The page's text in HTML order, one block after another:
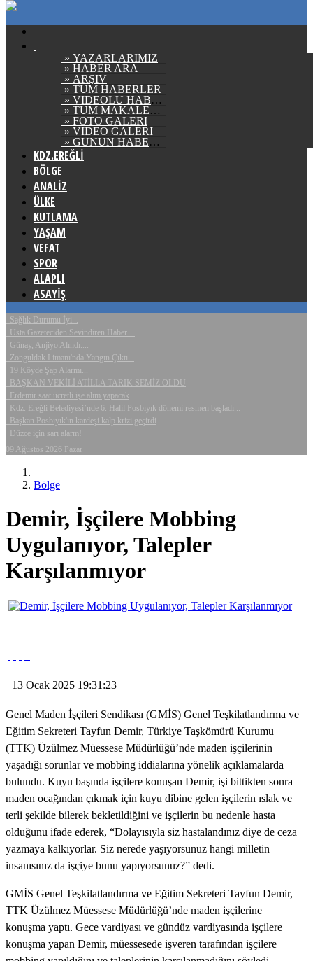
» YAZARLARIMIZ
» HABER ARA
» ARŞİV
» TÜM HABERLER
» VİDEOLU HABERLER
» TÜM MAKALELER
» FOTO GALERİ
» VİDEO GALERİ
» GÜNÜN HABERLERİ
KDZ.EREĞLİ
BÖLGE
ANALİZ
ÜLKE
KUTLAMA
YAŞAM
VEFAT
SPOR
ALAPLI
ASAYİŞ
Sağlık Durumu İyi...
Usta Gazeteciden Sevindiren Haber....
Günay, Anjiyo Alındı....
Zonguldak Limanı'nda Yangın Çıktı...
19 Köyde Şap Alarmı...
BAŞKAN VEKİLİ ATİLLA TARIK SEMİZ OLDU
Erdemir saat ücretli işe alım yapacak
Kdz. Ereğli Belediyesi’nde 6. Halil Posbıyık dönemi resmen başladı...
Başkan Posbıyık'ın kardeşi kalp krizi geçirdi
Düzce için sarı alarm!
09 Ağustos 2026 Pazar
Bölge
Demir, İşçilere Mobbing
Uygulanıyor, Talepler
Karşılanmıyor
13 Ocak 2025 19:31:23
Genel Maden İşçileri Sendikası (GMİS) Genel Teşkilatlandırma ve
Eğitim Sekreteri Tayfun Demir, Türkiye Taşkömürü Kurumu
(TTK) Üzülmez Müessese Müdürlüğü’nde maden işçilerinin
yaşadığı sorunlar ve mobbing iddialarına yönelik açıklamalarda
bulundu. Kuyu başında işçilere konuşan Demir, işi bittikten sonra
maden ocağından çıkmak için kuyu dibine gelen işçilerin ıslak ve
terli şekilde bilerek bekletildiğini ve işçilerin bu nedenle hasta
olduğunu ifade ederek, “Dolayısıyla siz hastalandınız diye de ceza
yazmaya kalkıyorlar. Siz nerede yaşıyorsunuz hangi milletin
insanısınız da işçiye bunu yapıyorsunuz?” dedi.
GMİS Genel Teşkilatlandırma ve Eğitim Sekreteri Tayfun Demir,
TTK Üzülmez Müessese Müdürlüğü’nde maden işçilerine
konuşma yaptı. Gece vardiyası ve gündüz vardiyasında işçilere
konuşma yapan Demir, müessesede işveren tarafından işçilere